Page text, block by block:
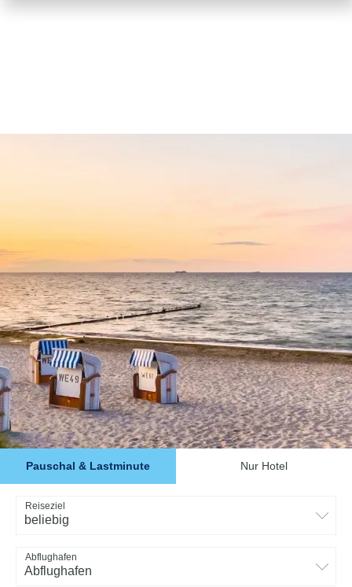
Pauschal & Lastminute Nur Hotel
Reiseziel
beliebig
Abflughafen
Abflughafen